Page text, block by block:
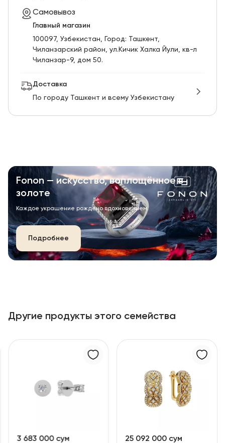
Самовывоз
Главный магазин
100097, Узбекистан, Город: Ташкент,
Чиланзарский pайон, ул.Кичик Халка Йули, кв-л
Чиланзар-9, дом 50.
Доставка
По городу Ташкент и всему Узбекистану
Fonon — искусство, воплощённое в
золоте
Каждое украшение рождено вдохновением.
Подробнее
Другие продукты этого семейства
3 683 000 сум 25 092 000 сум